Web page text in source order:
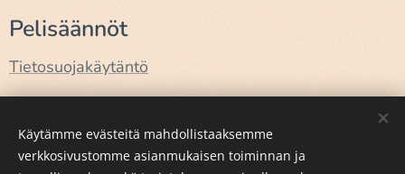
Pelisäännöt
Tietosuojakäytäntö
Käytämme evästeitä mahdollistaaksemme
verkkosivustomme asianmukaisen toiminnan ja